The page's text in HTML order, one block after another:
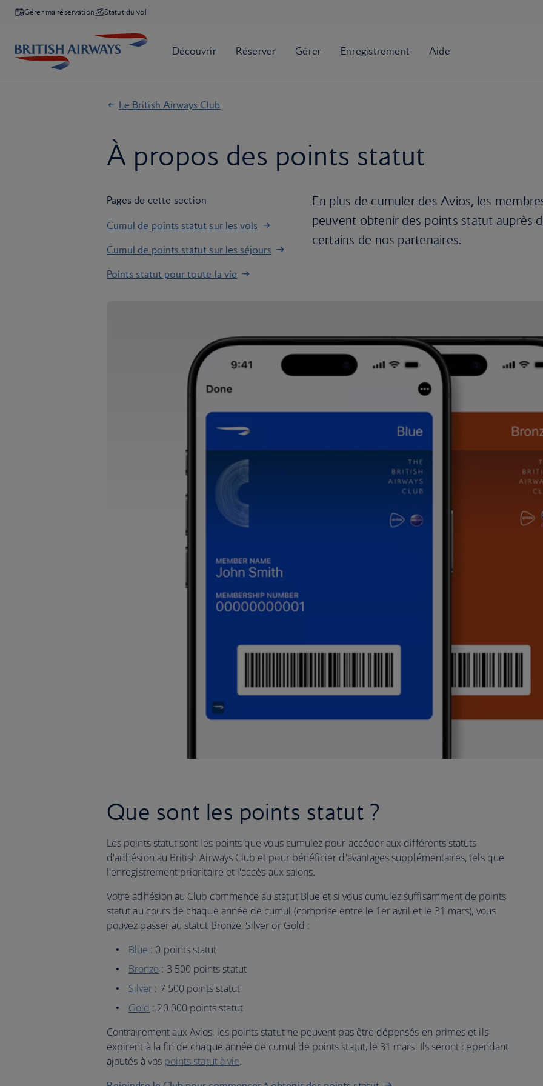
Gérer ma réservation Statut du vol
Le British Airways Club
À propos des points statut
Pages de cette section
Cumul de points statut sur les vols
Cumul de points statut sur les séjours
Points statut pour toute la vie
En plus de cumuler des Avios, les
peuvent obtenir des points statut auprès
certains de nos partenaires.
Que sont les points statut ?
Les points statut sont les points que vous cumulez pour accéder aux différents statuts
d'adhésion au British Airways Club et pour bénéficier d'avantages supplémentaires, tels que
l'enregistrement prioritaire et l'accès aux salons.
Votre adhésion au Club commence au statut Blue et si vous cumulez suffisamment de points
statut au cours de chaque année de cumul (comprise entre le 1er avril et le 31 mars), vous
pouvez passer au statut Bronze, Silver or Gold :
Blue : 0 points statut
Bronze : 3 500 points statut
Silver : 7 500 points statut
Gold : 20 000 points statut
Contrairement aux Avios, les points statut ne peuvent pas être dépensés en primes et ils
expirent à la fin de chaque année de cumul de points statut, le 31 mars. Ils seront cependant
ajoutés à vos points statut à vie.